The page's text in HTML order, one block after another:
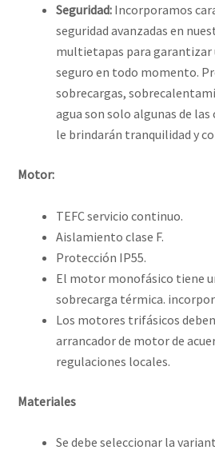
Seguridad: Incorporamos
seguridad avanzadas en
multietapas para
seguro en todo momento.
sobrecargas,
agua son solo algunas de
le brindarán tranquilidad y
Motor:
TEFC servicio continuo.
Aislamiento clase F.
Protección IP55.
El motor monofásico tiene
sobrecarga térmica.
Los motores trifásicos
arrancador de motor de
regulaciones locales.
Materiales
Se debe seleccionar la